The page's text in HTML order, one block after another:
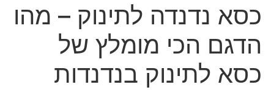
כסא נדנדה לתינוק – מהו
הדגם הכי מומלץ של
כסא לתינוק בנדנדות